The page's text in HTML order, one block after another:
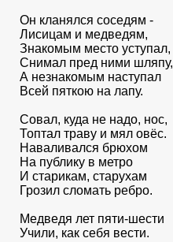
Он кланялся соседям -
Лисицам и медведям,
Знакомым место уступал,
Снимал пред ними шляпу,
А незнакомым наступал
Всей пяткою на лапу.
Совал, куда не надо, нос,
Топтал траву и мял овёс.
Наваливался брюхом
На публику в метро
И старикам, старухам
Грозил сломать ребро.
Медведя лет пяти-шести
Учили, как себя вести.